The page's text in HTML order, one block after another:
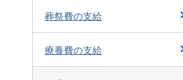
葬祭費の支給
療養費の支給